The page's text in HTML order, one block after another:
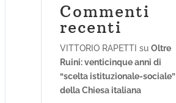
Commenti
recenti
VITTORIO RAPETTI suOltre
Ruini: venticinque anni di
“scelta istituzionale-sociale”
della Chiesa italiana